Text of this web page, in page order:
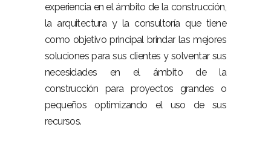
experiencia en el ámbito de la construcción,
la arquitectura y la consultoría que tiene
como objetivo principal brindar las mejores
soluciones para sus clientes y solventar sus
necesidades en el ámbito de la
construcción para proyectos grandes o
pequeños optimizando el uso de sus
recursos.